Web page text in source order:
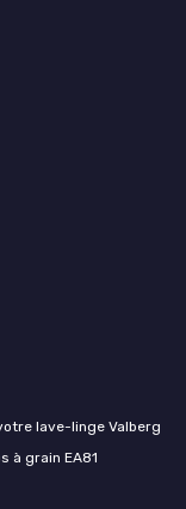
lave-linge Valberg
à grain EA81